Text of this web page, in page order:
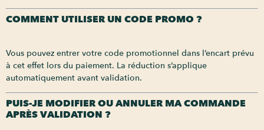
COMMENT UTILISER UN CODE PROMO ?
Vous pouvez entrer votre code promotionnel dans l’encart prévu
à cet effet lors du paiement. La réduction s’applique
automatiquement avant validation.
PUIS-JE MODIFIER OU ANNULER MA COMMANDE
APRÈS VALIDATION ?